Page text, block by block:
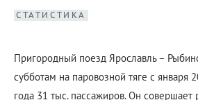
СТАТИСТИКА
Пригородный поезд Ярославль –
субботам на паровозной тяге с января
года 31 тыс. пассажиров. Он совершает